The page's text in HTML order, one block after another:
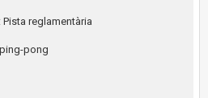
reglamentària
pong